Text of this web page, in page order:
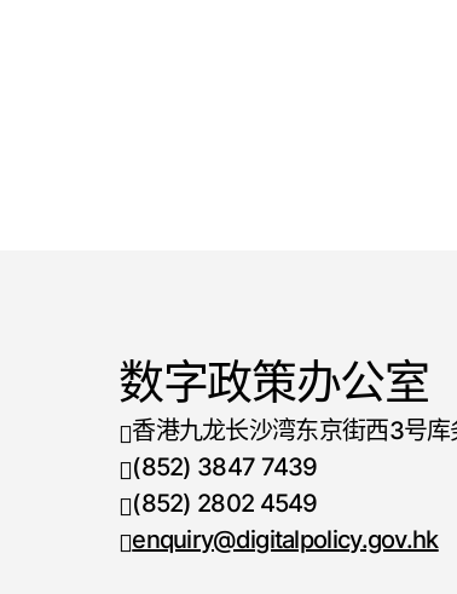
数字政策办公室
香港九龙长沙湾东京街西3号库
电话号码
(852) 3847 7439
传真号码
(852) 2802 4549
enquiry@digitalpolicy.gov.hk